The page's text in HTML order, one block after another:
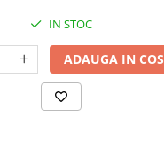
IN STOC
ADAUGA IN COS